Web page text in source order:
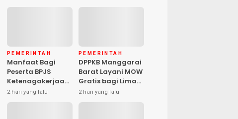
PEMERINTAH
Manfaat Bagi
Peserta BPJS
Ketenagakerjaan
Dapat Santunan
Kematian hingga
2 hari yang lalu
PEMERINTAH
DPPKB Manggarai
Barat Layani MOW
Gratis bagi Lima
Peserta, Biaya
Ditanggung
2 hari yang lalu